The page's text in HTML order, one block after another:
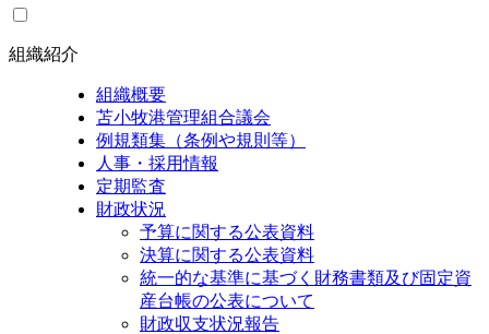
組織紹介
組織概要
苫小牧港管理組合議会
例規類集（条例や規則等）
人事・採用情報
定期監査
財政状況
予算に関する公表資料
決算に関する公表資料
統一的な基準に基づく財務書類及び固定資
産台帳の公表について
財政収支状況報告